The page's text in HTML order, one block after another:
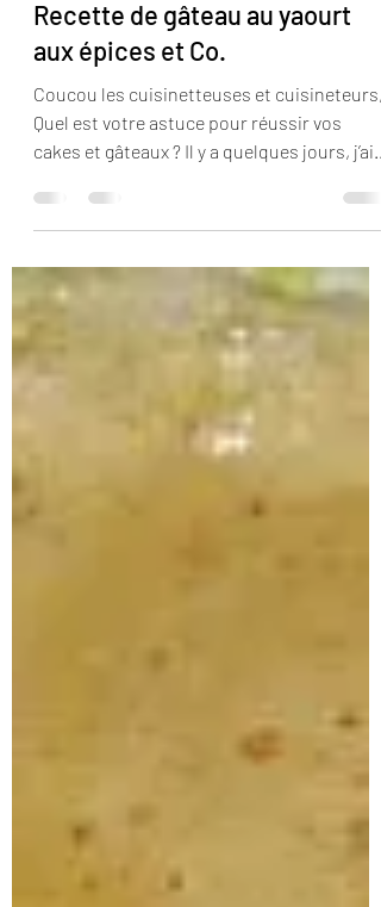
3 mars 2020
1 min de lecture
Recette de gâteau au yaourt
aux épices et Co.
Coucou les cuisinetteuses et cuisineteurs,
Quel est votre astuce pour réussir vos
cakes et gâteaux ? Il y a quelques jours, j’ai
réalisé...